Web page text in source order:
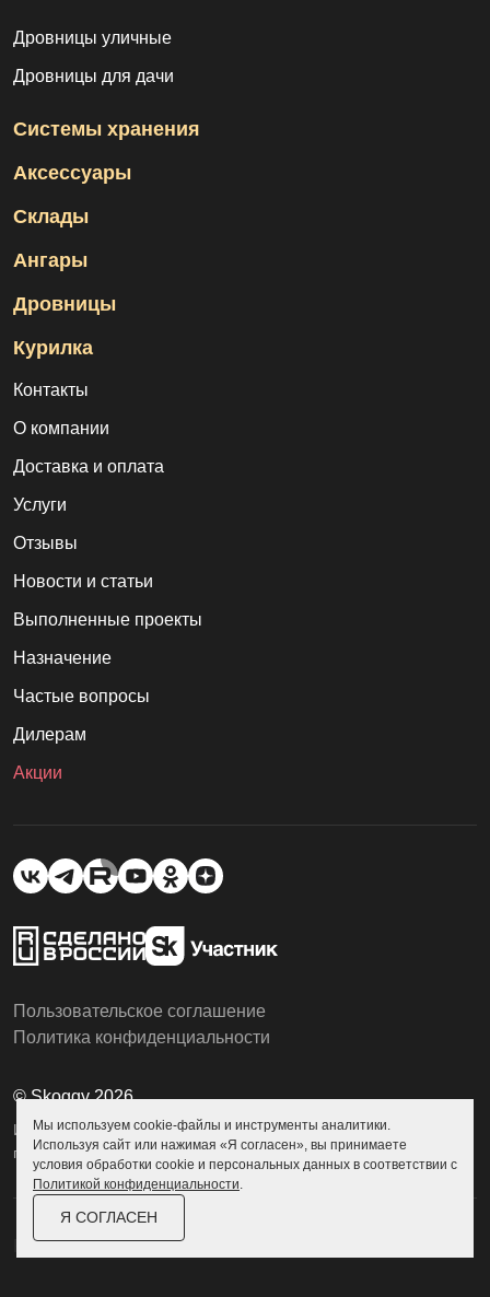
Дровницы уличные
Дровницы для дачи
Системы хранения
Аксессуары
Склады
Ангары
Дровницы
Курилка
Контакты
О компании
Доставка и оплата
Услуги
Отзывы
Новости и статьи
Выполненные проекты
Назначение
Частые вопросы
Дилерам
Акции
© Skoggy 2026
Информация на сайте не является
публичной офертой
Пользовательское соглашение
Политика конфиденциальности
Разработка сайта Zexler.ru
Мы используем cookie-файлы и инструменты аналитики.
Используя сайт или нажимая «Я согласен», вы принимаете
условия обработки cookie и персональных данных в соответствии с
Политикой конфиденциальности.
Я СОГЛАСЕН